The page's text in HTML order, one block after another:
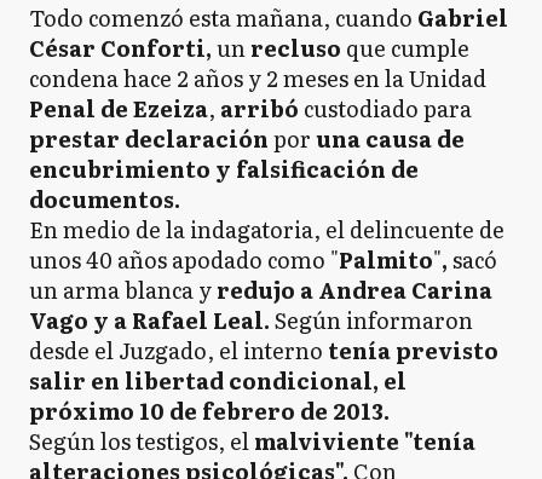
Todo comenzó esta mañana, cuando Gabriel
César Conforti,unrecluso que cumple
condena hace 2 años y 2 meses en la Unidad
Penal de Ezeiza, arribó custodiado para
prestar declaraciónporuna causa de
encubrimiento y falsificación de
documentos.
En medio de la indagatoria, el delincuente de
unos 40 años apodado como "Palmito",sacó
un arma blanca yredujo a Andrea Carina
Vago y a Rafael Leal.Según informaron
desde el Juzgado, el interno tenía previsto
salir en libertad condicional, el
próximo 10 de febrero de 2013.
Según los testigos, elmalviviente "tenía
alteraciones psicológicas". Con